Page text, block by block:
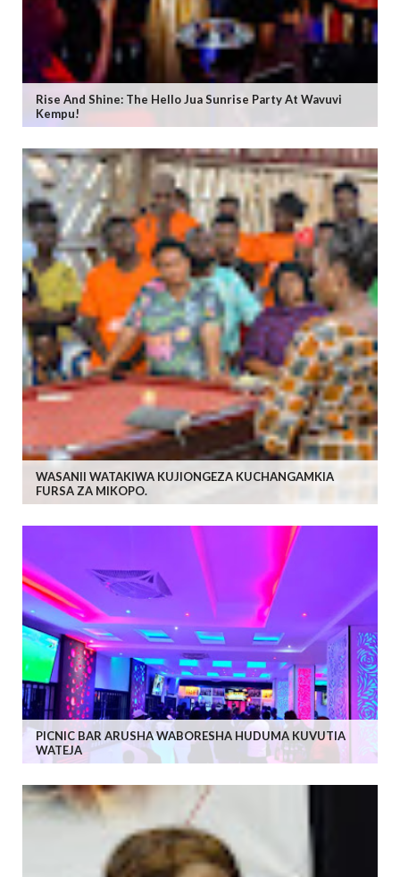
Rise And Shine: The Hello Jua Sunrise Party At Wavuvi
Kempu!
WASANII WATAKIWA KUJIONGEZA KUCHANGAMKIA
FURSA ZA MIKOPO.
PICNIC BAR ARUSHA WABORESHA HUDUMA KUVUTIA
WATEJA